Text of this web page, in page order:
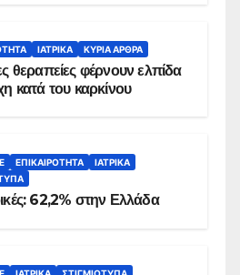
ΙΑΤΡΙΚΆ ΚΥΡΙΑ ΑΡΘΡΑ
θεραπείες φέρνουν ελπίδα
κατά του καρκίνου
ΕΠΙΚΑΙΡΌΤΗΤΑ
ΙΑΤΡΙΚΆ
62,2% στην Ελλάδα